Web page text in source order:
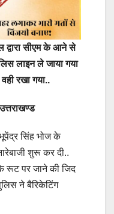
द्वारा सीएम के आने से
लाइन ले जाया गया
रखा गया..
सिंह भोज के
शुरू कर दी..
रूट पर जाने की जिद
ने बैरिकेटिंग